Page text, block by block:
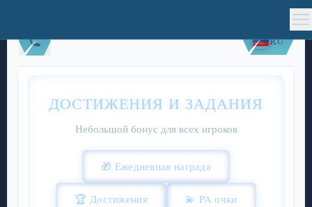
RU
ДОСТИЖЕНИЯ И ЗАДАНИЯ
Небольшой бонус для всех игроков
🎁 Ежедневная награда
🏆 Достижения 💫 PA очки